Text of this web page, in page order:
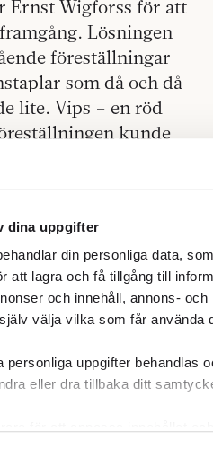
dina uppgifter
din personliga data,
att lagra och få tillgång till
och innehåll, annons-
välja vilka som får använda
personliga uppgifter behandlas
eller dra tillbaka ditt
Wigforss för att
Lösningen
föreställningar
som då och då
lite. Vips – en röd
kunde
ögon betecknas